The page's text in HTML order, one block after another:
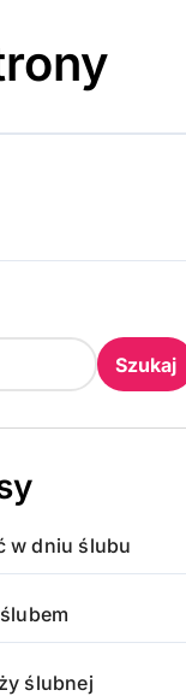
Szukaj
w dniu ślubu
ślubnej